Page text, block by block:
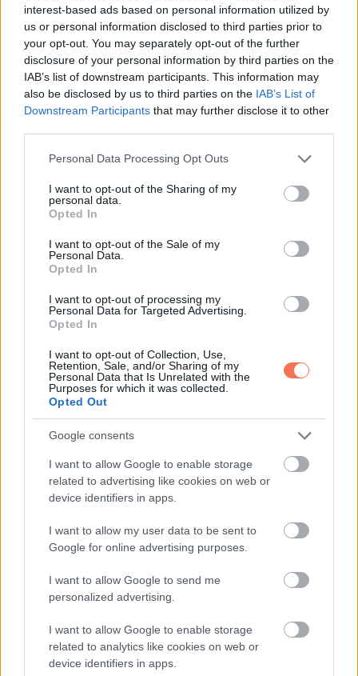
interest-based ads based on personal information utilized by
us or personal information disclosed to third parties prior to
your opt-out. You may separately opt-out of the further
disclosure of your personal information by third parties on the
IAB’s list of downstream participants. This information may
also be disclosed by us to third parties on the IAB’s List of
Downstream Participants that may further disclose it to other
Please note that this website/app uses one or more Google
not limited to your visit or usage behaviour. You may click to
grant or deny consent to Google and its third-party tags to
use your data for below specified purposes in below Google
consent section.
Personal Data Processing Opt Outs
I want to opt-out of the Sharing of my
personal data.
Opted In
I want to opt-out of the Sale of my
Personal Data.
Opted In
I want to opt-out of processing my
Personal Data for Targeted Advertising.
Opted In
I want to opt-out of Collection, Use,
Retention, Sale, and/or Sharing of my
Personal Data that Is Unrelated with the
Purposes for which it was collected.
Opted Out
Google consents
I want to allow Google to enable storage
related to advertising like cookies on web or
device identifiers in apps.
I want to allow my user data to be sent to
Google for online advertising purposes.
I want to allow Google to send me
personalized advertising.
I want to allow Google to enable storage
related to analytics like cookies on web or
device identifiers in apps.
szerelemben intenzív érzelmekkel teli időszak várható,
amely új kapcsolatokat hozhat, vagy mélyebb kötődést
eredményezhet a meglévő partnerrel. Egészségük
megőrzése érdekében fontos a rendszeres
testmozgás és a kiegyensúlyozott táplálkozás. Új
hobbik és érdeklődési körök felkutatása segíthet a
mentális frissesség megőrzésében. Hét év szerencse
vár, ha kedvelés és a „sok szerencsét” beírása után
gördítesz lejjebb!
Nyilas: A Nyilasok 2024 második felében nagy
változásokat és kihívásokat tapasztalhatnak, amelyek új
lehetőségeket hoznak számukra mind pénzügyi, mind
ami új felelősségi köröket és lehetőségeket is magával
hoz. Szerelemben a Nyilasok kalandos és
szenvedélyes időszak elé néznek, amely új
kapcsolatokat vagy meglévőek megerősítését
eredményezheti. Egészség terén fontos a megfelelő
pihenés és a stressz szintjük monitorozása. Új
kulturális vagy utazási élményekre nyílhat lehetőségük,
amelyek szellemi és érzelmi gazdagodást hozhatnak.
Hét év szerencse vár, ha kedvelés és a „sok
Vízöntő: A Vízöntők számára a 2024 második fele
innovatív és izgalmas időszak lehet, különösen
pénzügyi és karrier fronton. Lehetőségek nyílhatnak
jelentős előnyöket kínálhatnak számukra. Szerelemben
nyitottságuk és újító szellemük vonzhatja az érdekes